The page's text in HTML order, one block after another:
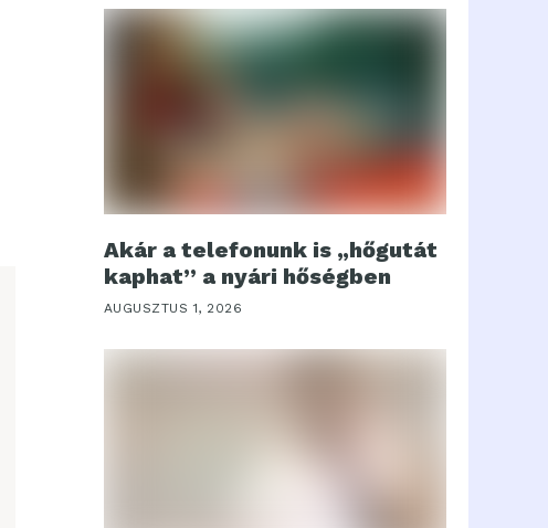
Akár a telefonunk is „hőgutát
kaphat” a nyári hőségben
AUGUSZTUS 1, 2026